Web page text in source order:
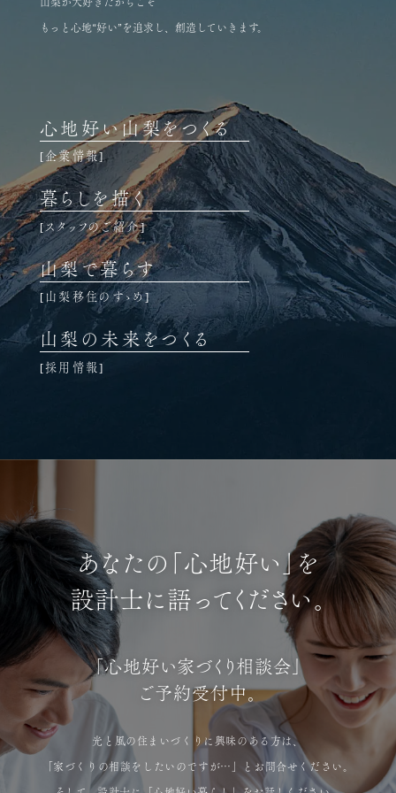
もっと心地“好い”を追求し、創造していきます。
心地好い山梨をつくる
企業情報
暮らしを描く
スタッフのご紹介
山梨で暮らす
山梨移住のすゝめ
山梨の未来をつくる
採用情報
あなたの「心地好い」を
設計士に語ってください。
「心地好い家づくり相談会」
ご予約受付中。
光と風の住まいづくりに興味のある方は、
「家づくりの相談をしたいのですが…」とお問合せください。